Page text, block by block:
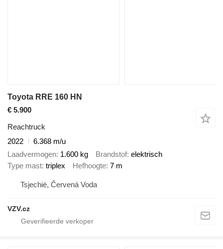
Toyota RRE 160 HN
€ 5.900
Reachtruck
2022
6.368 m/u
Laadvermogen 1.600 kg Brandstof elektrisch
Type mast triplex Hefhoogte 7 m
Tsjechië, Červená Voda
VZV.cz